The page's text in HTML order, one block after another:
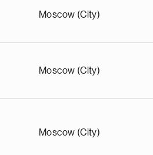
Moscow (City)
Moscow (City)
Moscow (City)